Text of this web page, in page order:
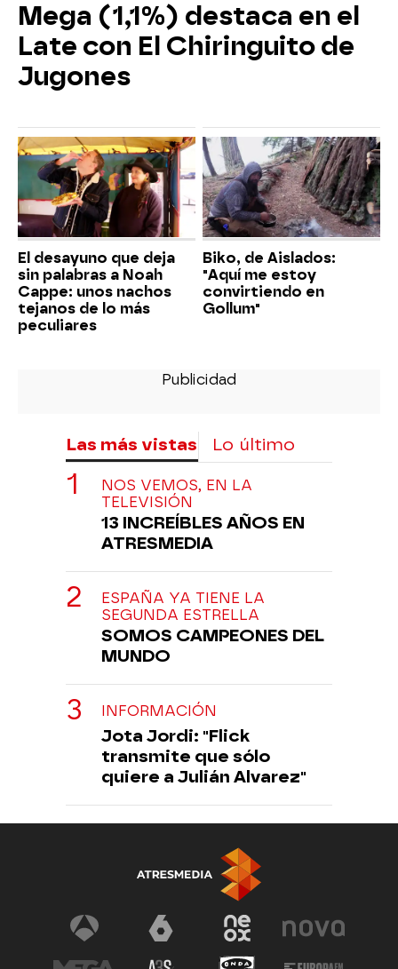
Mega (1,1%) destaca en el
Late con El Chiringuito de
Jugones
El desayuno que deja
sin palabras a Noah
Cappe: unos nachos
tejanos de lo más
peculiares
Biko, de Aislados:
"Aquí me estoy
convirtiendo en
Gollum"
Las más vistas Lo último
NOS VEMOS, EN LA
TELEVISIÓN
13 INCREÍBLES AÑOS EN
ATRESMEDIA
ESPAÑA YA TIENE LA
SEGUNDA ESTRELLA
SOMOS CAMPEONES DEL
MUNDO
INFORMACIÓN
Jota Jordi: "Flick
transmite que sólo
quiere a Julián Alvarez"